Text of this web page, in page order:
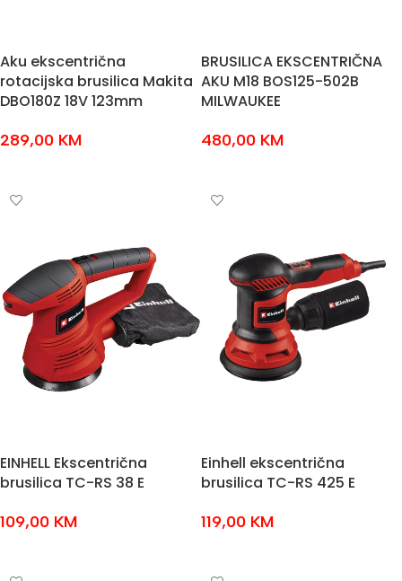
Aku ekscentrična
rotacijska brusilica Makita
DBO180Z 18V 123mm
289,00 KM
BRUSILICA EKSCENTRIČNA
AKU M18 BOS125-502B
MILWAUKEE
480,00 KM
EINHELL Ekscentrična
brusilica TC-RS 38 E
109,00 KM
Einhell ekscentrična
brusilica TC-RS 425 E
119,00 KM